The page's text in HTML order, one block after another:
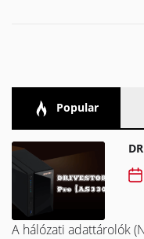
Popular
A hálózati adattárolók